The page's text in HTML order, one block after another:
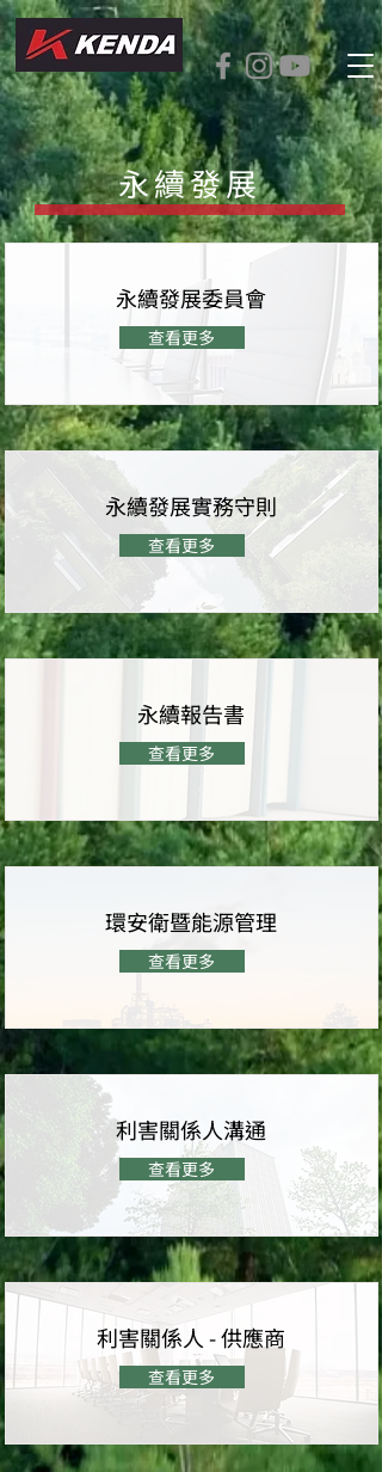
永續發展
永續發展委員會
查看更多
永續發展實務守則
查看更多
永續報告書
查看更多
環安衛暨能源管理
查看更多
利害關係人溝通
查看更多
利害關係人 - 供應商
查看更多